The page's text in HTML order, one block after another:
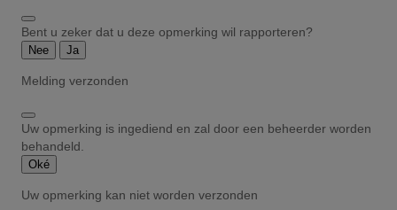
Bent u zeker dat u deze opmerking wil rapporteren?
Nee Ja
Melding verzonden
Uw opmerking is ingediend en zal door een beheerder worden
behandeld.
Oké
Uw opmerking kan niet worden verzonden